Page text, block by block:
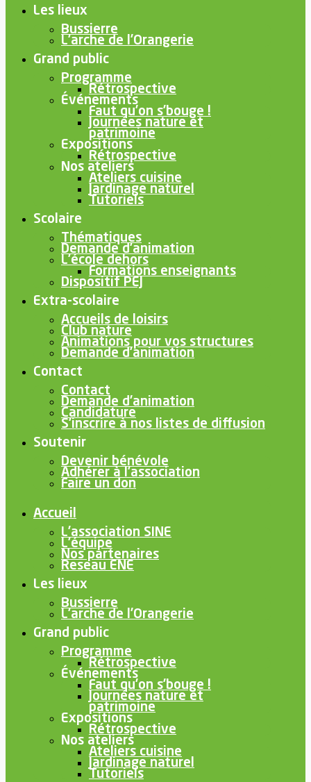
Les lieux
Bussierre
L’arche de l’Orangerie
Grand public
Programme
Rétrospective
Événements
Faut qu’on s’bouge !
Journées nature et
patrimoine
Expositions
Rétrospective
Nos ateliers
Ateliers cuisine
Jardinage naturel
Tutoriels
Scolaire
Thématiques
Demande d’animation
L’école dehors
Formations enseignants
Dispositif PEJ
Extra-scolaire
Accueils de loisirs
Club nature
Animations pour vos structures
Demande d’animation
Contact
Contact
Demande d’animation
Candidature
S’inscrire à nos listes de diffusion
Soutenir
Devenir bénévole
Adhérer à l’association
Faire un don
Accueil
L’association SINE
L’équipe
Nos partenaires
Reseau ENE
Les lieux
Bussierre
L’arche de l’Orangerie
Grand public
Programme
Rétrospective
Événements
Faut qu’on s’bouge !
Journées nature et
patrimoine
Expositions
Rétrospective
Nos ateliers
Ateliers cuisine
Jardinage naturel
Tutoriels